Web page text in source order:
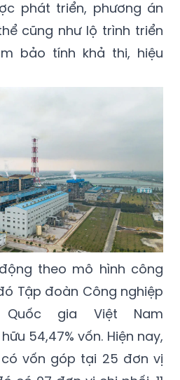
bảo tính khả thi, hiệu
động theo mô hình công
Tập đoàn Công nghiệp
gia Việt Nam
54,47% vốn. Hiện nay,
có vốn góp tại 25 đơn vị
có 07 đơn vị chi phối, 11
đơn vị đầu tư tài chính.